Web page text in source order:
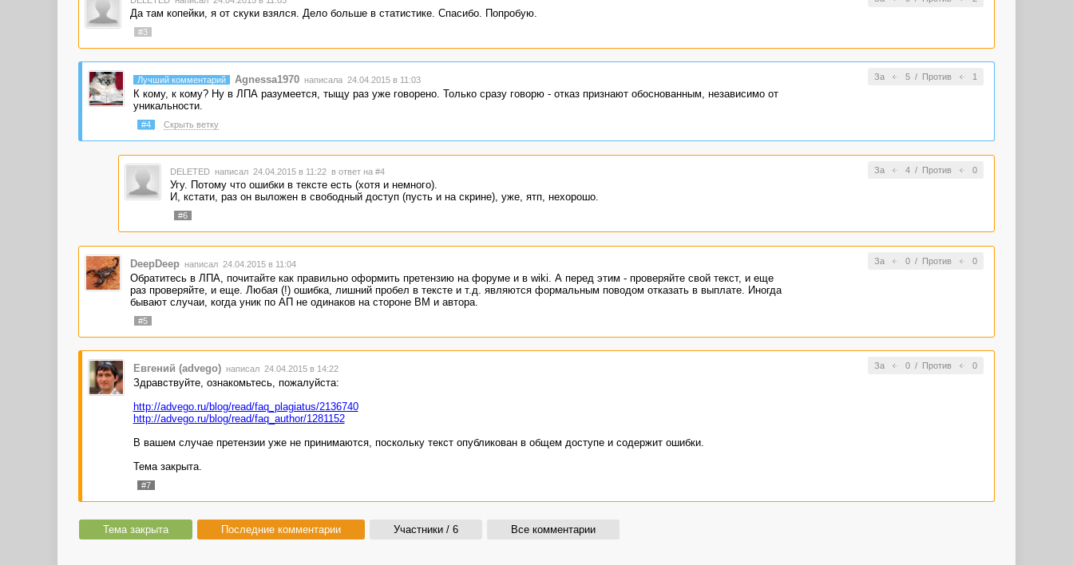
Да там копейки, я от скуки взялся. Дело больше в статистике. Спасибо. Попробую.
#3
За 5/ Против 1
Лучший комментарий Agnessa1970 написала 24.04.2015 в 11:03
К кому, к кому? Ну в ЛПА разумеется, тыщу раз уже говорено. Только сразу говорю - отказ признают обоснованным, независимо от
уникальности.
#4 Скрыть ветку
За 4/ Против 0
DELETED написал 24.04.2015 в 11:22 в ответ на #4
Угу. Потому что ошибки в тексте есть (хотя и немного).
И, кстати, раз он выложен в свободный доступ (пусть и на скрине), уже, ятп, нехорошо.
#6
За 0/ Против 0
DeepDeep написал 24.04.2015 в 11:04
Обратитесь в ЛПА, почитайте как правильно оформить претензию на форуме и в wiki. А перед этим - проверяйте свой текст, и еще
раз проверяйте, и еще. Любая (!) ошибка, лишний пробел в тексте и т.д. являются формальным поводом отказать в выплате. Иногда
бывают случаи, когда уник по АП не одинаков на стороне ВМ и автора.
#5
За 0/ Против 0
Евгений (advego) написал 24.04.2015 в 14:22
Здравствуйте, ознакомьтесь, пожалуйста:
http://advego.ru/blog/read/faq_plagiatus/2136740
http://advego.ru/blog/read/faq_author/1281152
В вашем случае претензии уже не принимаются, поскольку текст опубликован в общем доступе и содержит ошибки.
Тема закрыта.
#7
Тема закрыта Последние комментарии Участники / 6 Все комментарии